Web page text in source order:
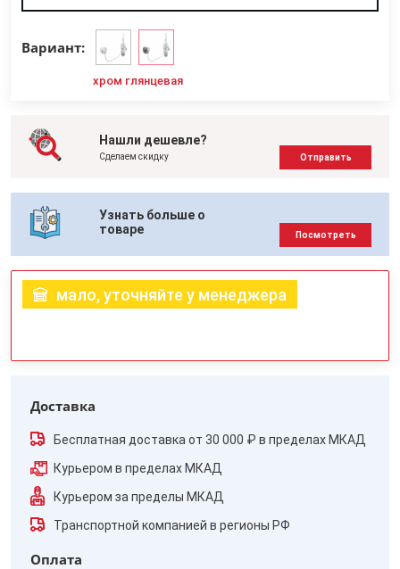
Вариант:
хром глянцевая
Нашли дешевле?
Сделаем скидку Отправить
Узнать больше о
товаре
Посмотреть
мало, уточняйте у менеджера
Доставка
Бесплатная доставка от 30 000 ₽ в пределах МКАД
Курьером в пределах МКАД
Курьером за пределы МКАД
Транспортной компанией в регионы РФ
Оплата